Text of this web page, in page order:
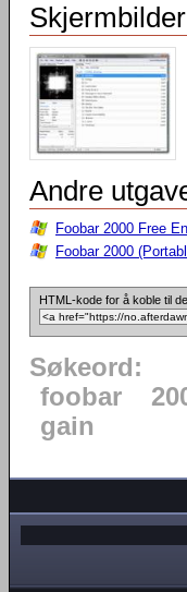
Andre
Foobar 2000 Free
Foobar 2000
HTML-kode for å koble til
Søkeord:
foobar
gain